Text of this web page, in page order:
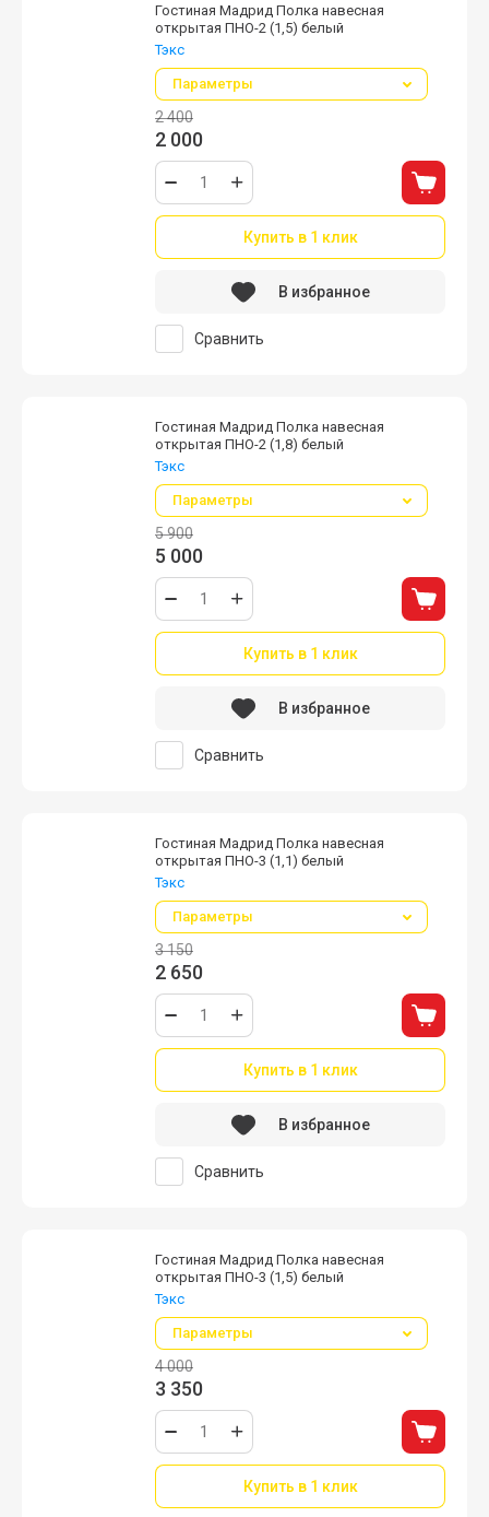
Гостиная Мадрид Полка навесная
открытая ПНО-2 (1,5) белый
Тэкс
Параметры
2 400
2 000
Купить в 1 клик
Сравнить
В избранное
Гостиная Мадрид Полка навесная
открытая ПНО-2 (1,8) белый
Тэкс
Параметры
5 900
5 000
Купить в 1 клик
Сравнить
В избранное
Гостиная Мадрид Полка навесная
открытая ПНО-3 (1,1) белый
Тэкс
Параметры
3 150
2 650
Купить в 1 клик
Сравнить
В избранное
Гостиная Мадрид Полка навесная
открытая ПНО-3 (1,5) белый
Тэкс
Параметры
4 000
3 350
Купить в 1 клик